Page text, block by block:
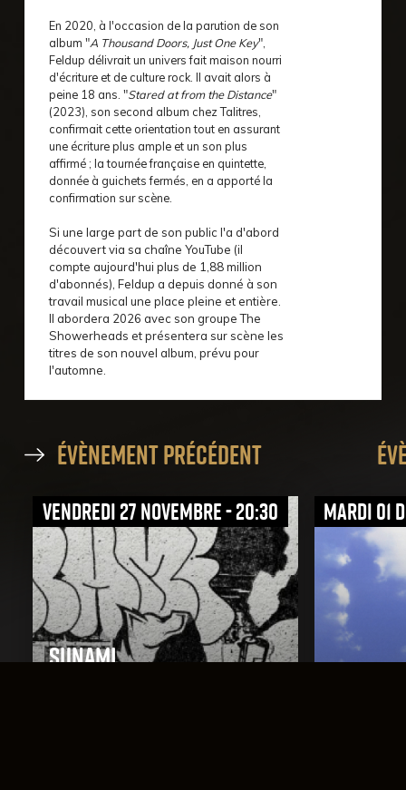
En 2020, à l'occasion de la parution de son
album "A Thousand Doors, Just One Key",
Feldup délivrait un univers fait maison nourri
d'écriture et de culture rock. Il avait alors à
peine 18 ans. "Stared at from the Distance"
(2023), son second album chez Talitres,
confirmait cette orientation tout en assurant
une écriture plus ample et un son plus
affirmé ; la tournée française en quintette,
donnée à guichets fermés, en a apporté la
confirmation sur scène.
Si une large part de son public l'a d'abord
découvert via sa chaîne YouTube (il
compte aujourd'hui plus de 1,88 million
d'abonnés), Feldup a depuis donné à son
travail musical une place pleine et entière.
Il abordera 2026 avec son groupe The
Showerheads et présentera sur scène les
titres de son nouvel album, prévu pour
l'automne.
évènement précédent
vendredi 27 novembre - 20:30
Sunami
mardi 01